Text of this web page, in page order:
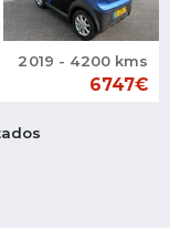
2019 - 4200 kms
6747€